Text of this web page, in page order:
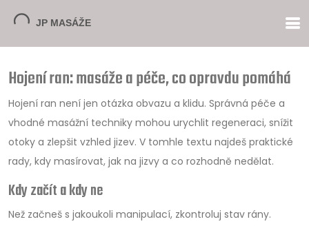
Hojení ran: masáže a péče, co opravdu pomáhá
Hojení ran není jen otázka obvazu a klidu. Správná péče a
vhodné masážní techniky mohou urychlit regeneraci, snížit
otoky a zlepšit vzhled jizev. V tomhle textu najdeš praktické
rady, kdy masírovat, jak na jizvy a co rozhodně nedělat.
Kdy začít a kdy ne
Než začneš s jakoukoli manipulací, zkontroluj stav rány.